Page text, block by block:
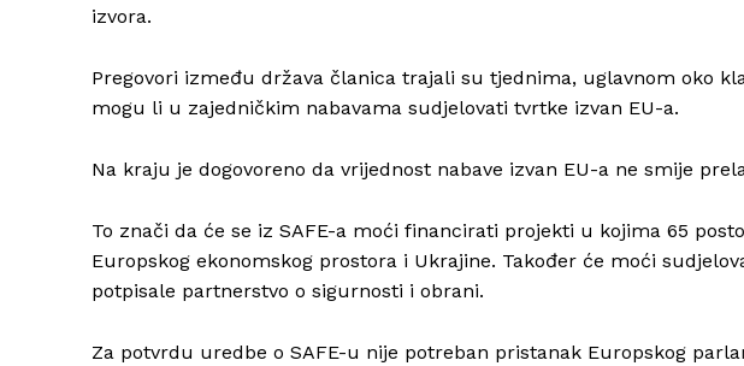
izvora.
Pregovori između država članica trajali su tjednima, uglavnom oko
mogu li u zajedničkim nabavama sudjelovati tvrtke izvan EU-a.
Na kraju je dogovoreno da vrijednost nabave izvan EU-a ne smije
To znači da će se iz SAFE-a moći financirati projekti u kojima 65
Europskog ekonomskog prostora i Ukrajine. Također će moći
potpisale partnerstvo o sigurnosti i obrani.
Za potvrdu uredbe o SAFE-u nije potreban pristanak Europskog